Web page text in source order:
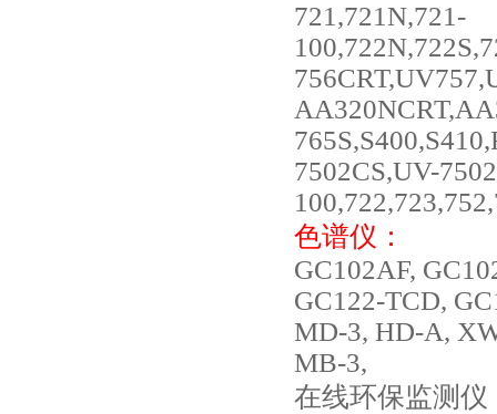
721,721N,721-
7502CS,UV-
色谱仪：
GC102AF,
GC122-TCD,
MD-3, HD-A,
MB-3,
在线环保监测仪